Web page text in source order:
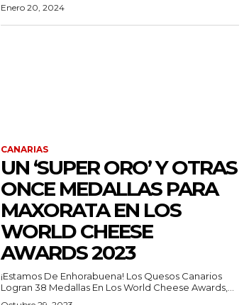
Enero 20, 2024
CANARIAS
UN ‘SUPER ORO’ Y OTRAS
ONCE MEDALLAS PARA
MAXORATA EN LOS
WORLD CHEESE
AWARDS 2023
¡Estamos De Enhorabuena! Los Quesos Canarios
Logran 38 Medallas En Los World Cheese Awards,...